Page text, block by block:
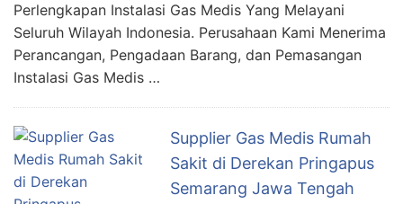
Perlengkapan Instalasi Gas Medis Yang Melayani
Seluruh Wilayah Indonesia. Perusahaan Kami Menerima
Perancangan, Pengadaan Barang, dan Pemasangan
Instalasi Gas Medis …
Supplier Gas Medis Rumah
Sakit di Derekan Pringapus
Semarang Jawa Tengah